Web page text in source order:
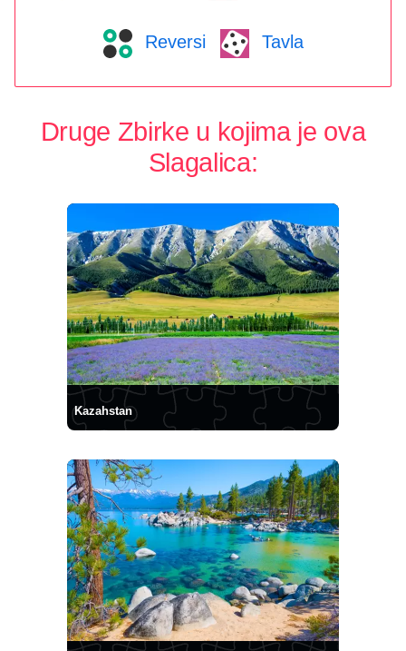
Reversi Tavla
Druge Zbirke u kojima je ova
Slagalica:
Kazahstan